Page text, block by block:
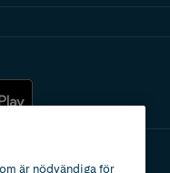
är nödvändiga för